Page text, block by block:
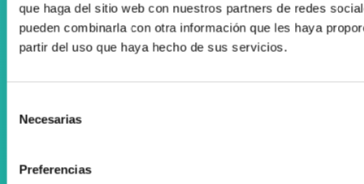
que haga del sitio web con nuestros partners de redes
pueden combinarla con otra información que les haya
partir del uso que haya hecho de sus servicios.
Necesarias
Preferencias
Registro Publicidad Sanitaria: 93/19
Desarrollado por Triplevdoble
Colaboraciones y convenios